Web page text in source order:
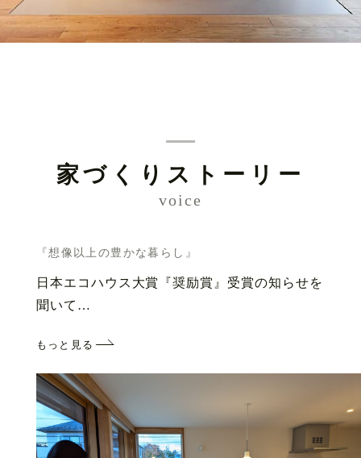
家づくりストーリー
voice
『想像以上の豊かな暮らし』
日本エコハウス大賞『奨励賞』受賞の知らせを
聞いて…
もっと見る